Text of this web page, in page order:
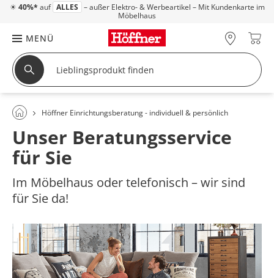
☀ 40%* auf ALLES – außer Elektro- & Werbeartikel – Mit Kundenkarte im
Möbelhaus
MENÜ
Höffner Einrichtungsberatung - individuell & persönlich
Unser Beratungsservice
für Sie
Im Möbelhaus oder telefonisch – wir sind
für Sie da!